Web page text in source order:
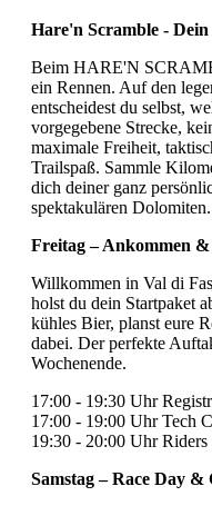
Hare'n Scramble -
Beim HARE'N
ein Rennen. Auf den
entscheidest du selbst,
vorgegebene Strecke,
maximale Freiheit,
Trailspaß. Sammle
dich deiner ganz
spektakulären Dolomiten.
Freitag – Ankommen
Willkommen in Val di
holst du dein Startpaket
kühles Bier, planst eure
dabei. Der perfekte
Wochenende.
17:00 - 19:30 Uhr
17:00 - 19:00 Uhr Tech
19:30 - 20:00 Uhr
Samstag – Race Day